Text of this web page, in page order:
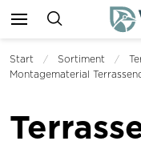
Start Sortiment
Montagematerial